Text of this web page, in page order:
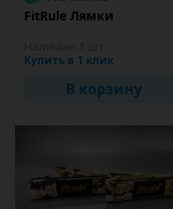
FitRule Лямки
Купить в 1 клик
В корзину